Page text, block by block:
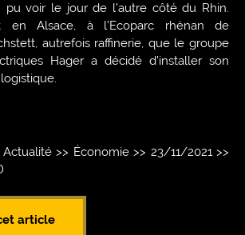
pu voir le jour de l’autre côté du Rhin.
en Alsace, à l’Ecoparc rhénan de
autrefois raffinerie, que le groupe
Hager a décidé d’installer son
Actualité >> Économie >> 23/11/2021 >>
article